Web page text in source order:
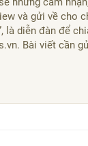
và gửi về cho
là diễn đàn để
Bài viết cần